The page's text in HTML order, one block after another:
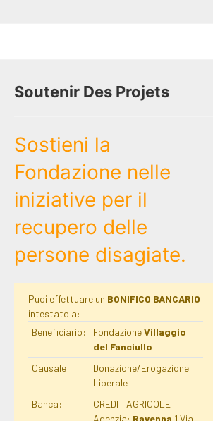
Soutenir Des Projets
Sostieni la
Fondazione nelle
iniziative per il
recupero delle
persone disagiate.
Puoi effettuare un BONIFICO BANCARIO
intestato a:
Beneficiario:
FondazioneVillaggio
del Fanciullo
Causale:
Donazione/Erogazione
Liberale
Banca:
CREDIT AGRICOLE